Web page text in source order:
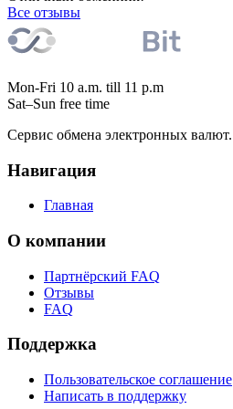
Все отзывы
Mon-Fri 10 a.m. till 11 p.m
Sat–Sun free time
Сервис обмена электронных валют.
Навигация
Главная
О компании
Партнёрский FAQ
Отзывы
FAQ
Поддержка
Пользовательское соглашение
Написать в поддержку